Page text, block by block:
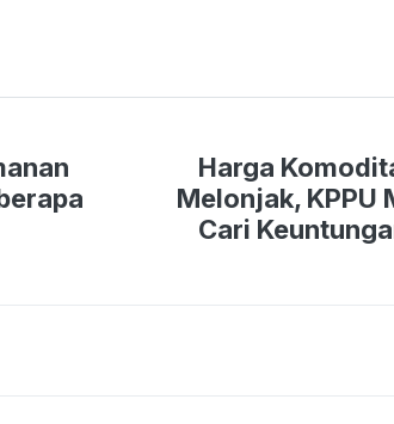
Harga
Melonjak, KPPU
Cari